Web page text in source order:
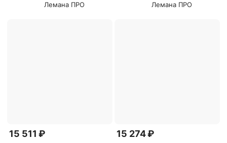
Лемана ПРО
Лемана ПРО
15 511 ₽ 15 274 ₽